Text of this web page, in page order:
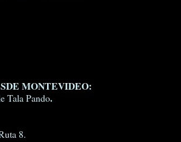
MONTEVIDEO:
Tala Pando.
8.